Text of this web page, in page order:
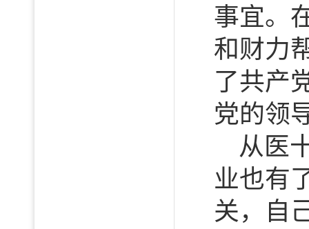
事宜。
和财力
了共产
党的领
从医
业也有
关，自